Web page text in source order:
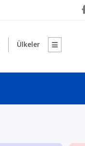
Ülkeler